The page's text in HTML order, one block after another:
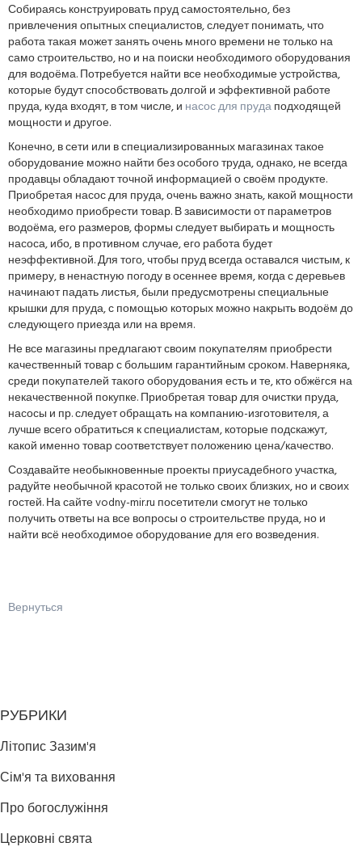
Собираясь конструировать пруд самостоятельно, без
привлечения опытных специалистов, следует понимать, что
работа такая может занять очень много времени не только на
само строительство, но и на поиски необходимого оборудования
для водоёма. Потребуется найти все необходимые устройства,
которые будут способствовать долгой и эффективной работе
пруда, куда входят, в том числе, и насос для прудаподходящей
мощности и другое.
Конечно, в сети или в специализированных магазинах такое
оборудование можно найти без особого труда, однако, не всегда
продавцы обладают точной информацией о своём продукте.
Приобретая насос для пруда, очень важно знать, какой мощности
необходимо приобрести товар. В зависимости от параметров
водоёма, его размеров, формы следует выбирать и мощность
насоса, ибо, в противном случае, его работа будет
неэффективной. Для того, чтобы пруд всегда оставался чистым, к
примеру, в ненастную погоду в осеннее время, когда с деревьев
начинают падать листья, были предусмотрены специальные
крышки для пруда, с помощью которых можно накрыть водоём до
следующего приезда или на время.
Не все магазины предлагают своим покупателям приобрести
качественный товар с большим гарантийным сроком. Наверняка,
среди покупателей такого оборудования есть и те, кто обжёгся на
некачественной покупке. Приобретая товар для очистки пруда,
насосы и пр. следует обращать на компанию-изготовителя, а
лучше всего обратиться к специалистам, которые подскажут,
какой именно товар соответствует положению цена/качество.
Создавайте необыкновенные проекты приусадебного участка,
радуйте необычной красотой не только своих близких, но и своих
гостей. На сайте vodny-mir.ru посетители смогут не только
получить ответы на все вопросы о строительстве пруда, но и
найти всё необходимое оборудование для его возведения.
Вернуться
РУБРИКИ
Літопис Зазим'я
Сім'я та виховання
Про богослужіння
Церковні свята